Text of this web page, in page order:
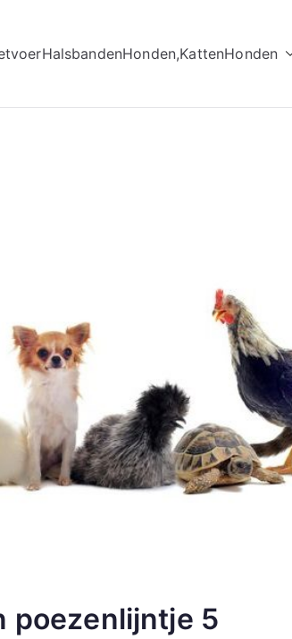
HalsbandenHonden,KattenHonden
poezenlijntje 5